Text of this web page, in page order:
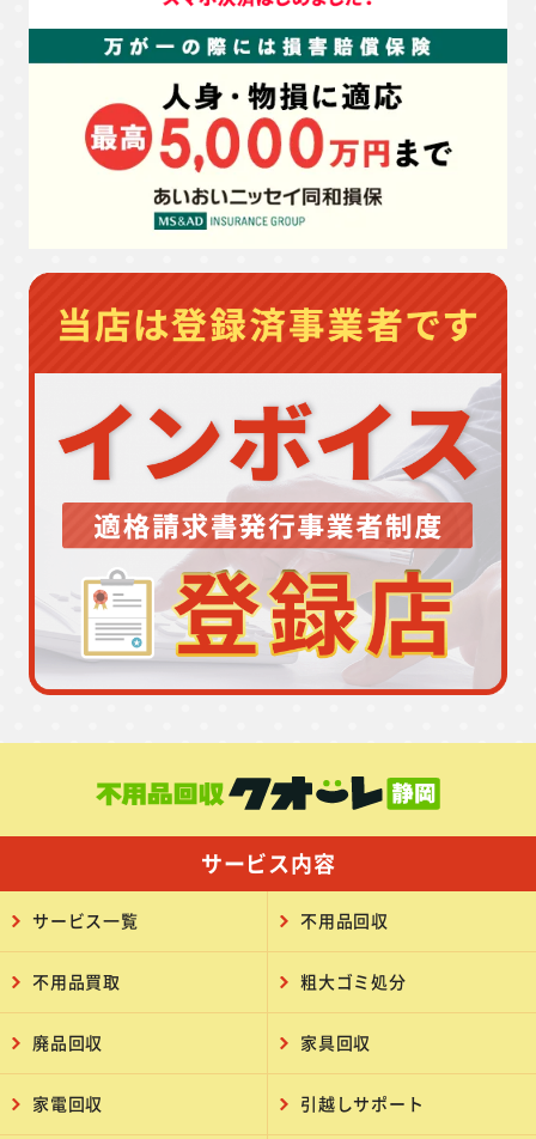
サービス内容
サービス一覧 不用品回収
不用品買取 粗大ゴミ処分
廃品回収 家具回収
家電回収 引越しサポート